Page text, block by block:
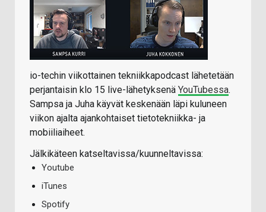
io-techin viikottainen tekniikkapodcast lähetetään
perjantaisin klo 15 live-lähetyksenä YouTubessa.
Sampsa ja Juha käyvät keskenään läpi kuluneen
viikon ajalta ajankohtaiset tietotekniikka- ja
mobiiliaiheet.
Jälkikäteen katseltavissa/kuunneltavissa:
Youtube
iTunes
Spotify